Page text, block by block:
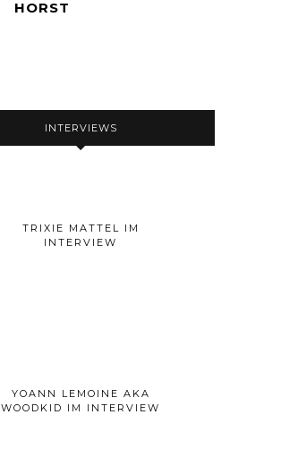
HORST
INTERVIEWS
TRIXIE MATTEL IM
INTERVIEW
YOANN LEMOINE AKA
WOODKID IM INTERVIEW